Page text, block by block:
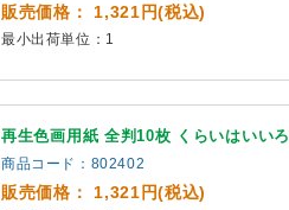
販売価格： 1,321円(税込)
最小出荷単位：1
再生色画用紙 全判10枚 くらいはいいろ
商品コード：802402
販売価格： 1,321円(税込)